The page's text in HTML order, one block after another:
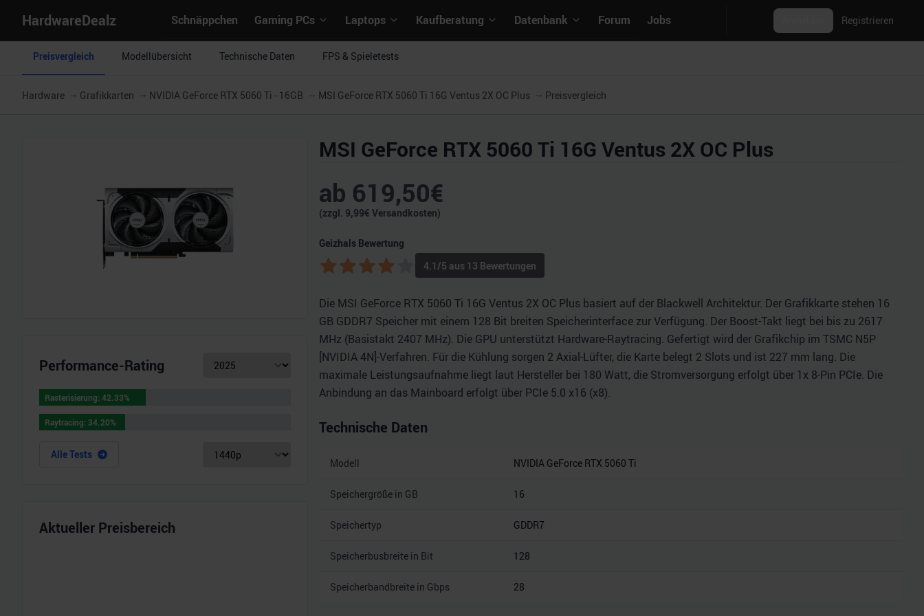
HardwareDealz Schnäppchen Gaming PCs Laptops Kaufberatung Datenbank Forum Jobs Registrieren
Preisvergleich Modellübersicht Technische Daten FPS & Spieletests
Hardware Grafikkarten NVIDIA GeForce RTX 5060 Ti - 16GB MSI GeForce RTX 5060 Ti 16G Ventus 2X OC Plus Preisvergleich
Performance-Rating
Rasterisierung: 42.33%
Rasterisierung:42.33%
Raytracing: 34.20%
Raytracing: 34.20%
Alle Tests
Aktueller Preisbereich
MSI GeForce RTX 5060 Ti 16G Ventus 2X OC Plus
ab 619,50€
(zzgl. 9,99€ Versandkosten)
Geizhals Bewertung
4.1/5 aus 13 Bewertungen
Die MSI GeForce RTX 5060 Ti 16G Ventus 2X OC Plus basiert auf der Blackwell Architektur. Der Grafikkarte stehen 16
GB GDDR7 Speicher mit einem 128 Bit breiten Speicherinterface zur Verfügung. Der Boost-Takt liegt bei bis zu 2617
MHz (Basistakt 2407 MHz). Die GPU unterstützt Hardware-Raytracing. Gefertigt wird der Grafikchip im TSMC N5P
[NVIDIA 4N]-Verfahren. Für die Kühlung sorgen 2 Axial-Lüfter, die Karte belegt 2 Slots und ist 227 mm lang. Die
maximale Leistungsaufnahme liegt laut Hersteller bei 180 Watt, die Stromversorgung erfolgt über 1x 8-Pin PCIe. Die
Anbindung an das Mainboard erfolgt über PCIe 5.0 x16 (x8).
Technische Daten
Modell NVIDIA GeForce RTX 5060 Ti
Speichergröße in GB 16
Speichertyp GDDR7
Speicherbusbreite in Bit 128
Speicherbandbreite in Gbps 28